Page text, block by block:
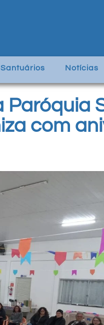
Santuários Notícias
Paróquia
com